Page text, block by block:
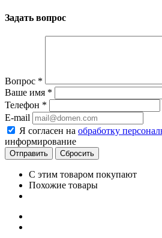
Задать вопрос
Вопрос *
Ваше имя *
Телефон *
E-mail
Я согласен на обработку
информирование
Сбросить
С этим товаром покупают
Похожие товары